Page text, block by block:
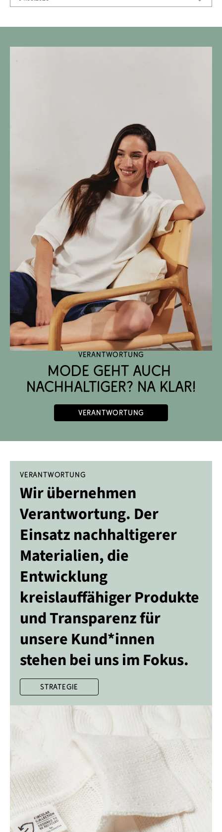
Verantwortung
Mode geht auch
nachhaltiger? Na klar!
Verantwortung
Verantwortung
Wir übernehmen
Verantwortung. Der
Einsatz nachhaltigerer
Materialien, die
Entwicklung
kreislauffähiger Produkte
und Transparenz für
unsere Kund*innen
stehen bei uns im Fokus.
Strategie